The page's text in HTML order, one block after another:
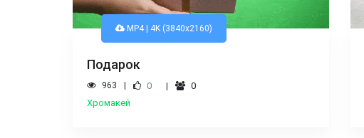
MP4 | 4K (3840x2160)
Подарок
963 0
0
Хромакей